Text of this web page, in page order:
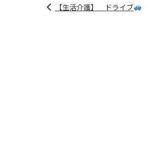
【生活介護】 ドライブ